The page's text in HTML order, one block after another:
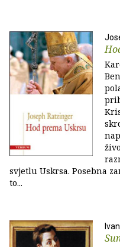
svjetlu Uskrsa. Posebna
to...